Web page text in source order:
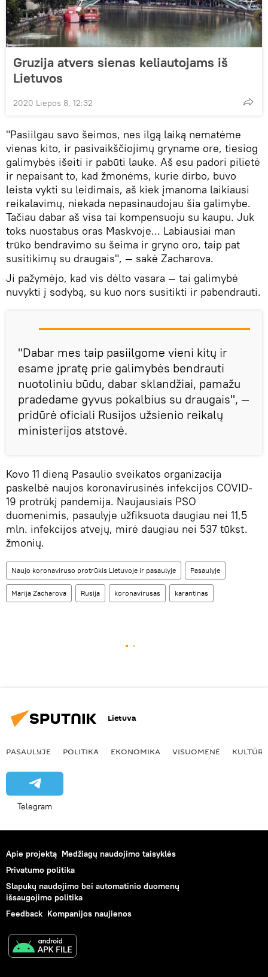
Gruzija atvers sienas keliautojams iš
Lietuvos
2020 Liepos 8, 12:32
"Pasiilgau savo šeimos, nes ilgą laiką nematėme
vienas kito, ir pasivaikščiojimų gryname ore, tiesiog
galimybės išeiti ir pabūti lauke. Aš esu padori pilietė
ir nepaisant to, kad žmonėms, kurie dirbo, buvo
leista vykti su leidimais, aš kiek įmanoma laikiausi
reikalavimų, niekada nepasinaudojau šia galimybe.
Tačiau dabar aš visa tai kompensuoju su kaupu. Juk
toks nuostabus oras Maskvoje... Labiausiai man
trūko bendravimo su šeima ir gryno oro, taip pat
susitikimų su draugais", — sakė Zacharova.
Ji pažymėjo, kad vis dėlto vasara — tai galimybė
nuvykti į sodybą, su kuo nors susitikti ir pabendrauti.
"Dabar mes taip pasiilgome vieni kitų ir
esame įpratę prie galimybės bendrauti
nuotoliniu būdu, dabar sklandžiai, pamažu
pradedame gyvus pokalbius su draugais", —
pridūrė oficiali Rusijos užsienio reikalų
ministerijos atstovė.
Kovo 11 dieną Pasaulio sveikatos organizacija
paskelbė naujos koronavirusinės infekcijos COVID-
19 protrūkį pandemija. Naujausiais PSO
duomenimis, pasaulyje užfiksuota daugiau nei 11,5
mln. infekcijos atvejų, mirė daugiau nei 537 tūkst.
žmonių.
Naujo koronaviruso protrūkis Lietuvoje ir pasaulyje Pasaulyje
Marija Zacharova Rusija koronavirusas karantinas
Lietuva
PASAULYJE POLITIKA EKONOMIKA VISUOMENĖ KULTŪRA
Telegram
Apie projektą Medžiagų naudojimo taisyklės
Privatumo politika
Slapukų naudojimo bei automatinio duomenų
išsaugojimo politika
Feedback Kompanijos naujienos